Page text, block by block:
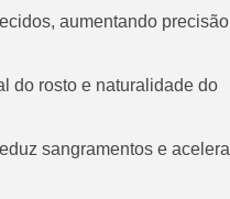
aumentando precisão
do rosto e naturalidade do
sangramentos e acelera